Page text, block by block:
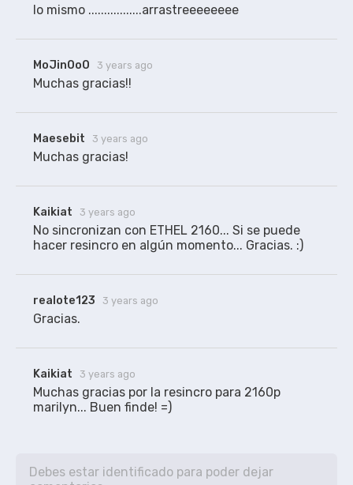
lo mismo .................arrastreeeeeeee
MoJinOoO 3 years ago
Muchas gracias!!
Maesebit 3 years ago
Muchas gracias!
Kaikiat 3 years ago
No sincronizan con ETHEL 2160... Si se puede
hacer resincro en algún momento... Gracias. :)
realote123 3 years ago
Gracias.
Kaikiat 3 years ago
Muchas gracias por la resincro para 2160p
marilyn... Buen finde! =)